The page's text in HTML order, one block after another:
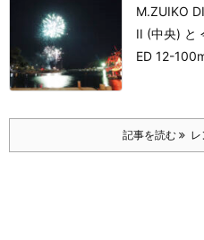
M.ZUIKO
II (中央) と
ED 12-
記事を読む レ